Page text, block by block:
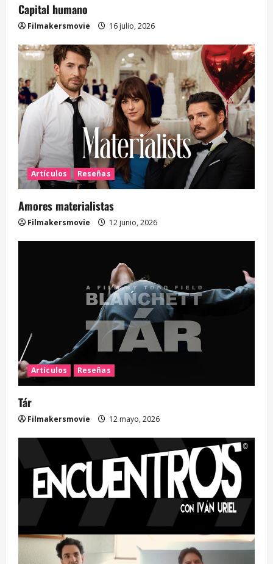
Capital humano
Filmakersmovie 16 julio, 2026
Artículos Reseñas
Amores materialistas
Filmakersmovie 12 junio, 2026
Artículos Reseñas
Tár
Filmakersmovie 12 mayo, 2026